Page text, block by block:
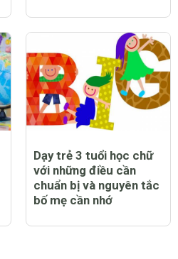
Dạy trẻ 3 tuổi học chữ
với những điều cần
chuẩn bị và nguyên tắc
bố mẹ cần nhớ